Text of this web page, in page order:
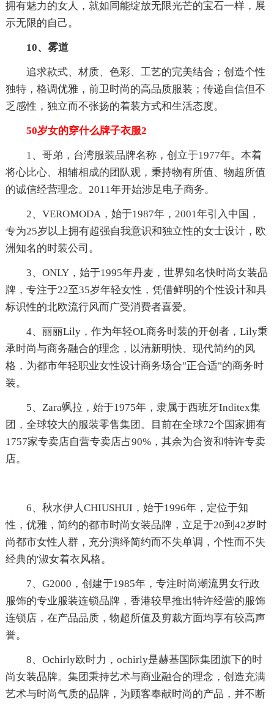
拥有魅力的女人，就如同能绽放无限光芒的宝石一样，展
示无限的自己。
10、雾道
追求款式、材质、色彩、工艺的完美结合；创造个性
独特，格调优雅，前卫时尚的高品质服装；传递自信但不
乏感性，独立而不张扬的着装方式和生活态度。
50岁女的穿什么牌子衣服2
1、哥弟，台湾服装品牌名称，创立于1977年。本着
将心比心、相辅相成的团队观，秉持物有所值、物超所值
的诚信经营理念。2011年开始涉足电子商务。
2、VEROMODA，始于1987年，2001年引入中国，
专为25岁以上拥有超强自我意识和独立性的女士设计，欧
洲知名的时装公司。
3、ONLY，始于1995年丹麦，世界知名快时尚女装品
牌，专注于22至35岁年轻女性，凭借鲜明的个性设计和具
标识性的北欧流行风而广受消费者喜爱。
4、丽丽Lily，作为年轻OL商务时装的开创者，Lily秉
承时尚与商务融合的理念，以清新明快、现代简约的风
格，为都市年轻职业女性设计商务场合"正合适"的商务时
装。
5、Zara飒拉，始于1975年，隶属于西班牙Inditex集
团，全球较大的服装零售集团。目前在全球72个国家拥有
1757家专卖店自营专卖店占90%，其余为合资和特许专卖
店。
6、秋水伊人CHIUSHUI，始于1996年，定位于知
性，优雅，简约的都市时尚女装品牌，立足于20到42岁时
尚都市女性人群，充分演绎简约而不失单调，个性而不失
经典的'淑女着衣风格。
7、G2000，创建于1985年，专注时尚潮流男女行政
服饰的专业服装连锁品牌，香港较早推出特许经营的服饰
连锁店，在产品品质，物超所值及剪裁方面均享有较高声
誉。
8、Ochirly欧时力，ochirly是赫基国际集团旗下的时
尚女装品牌。集团秉持艺术与商业融合的理念，创造充满
艺术与时尚气质的品牌，为顾客奉献时尚的产品，并不断